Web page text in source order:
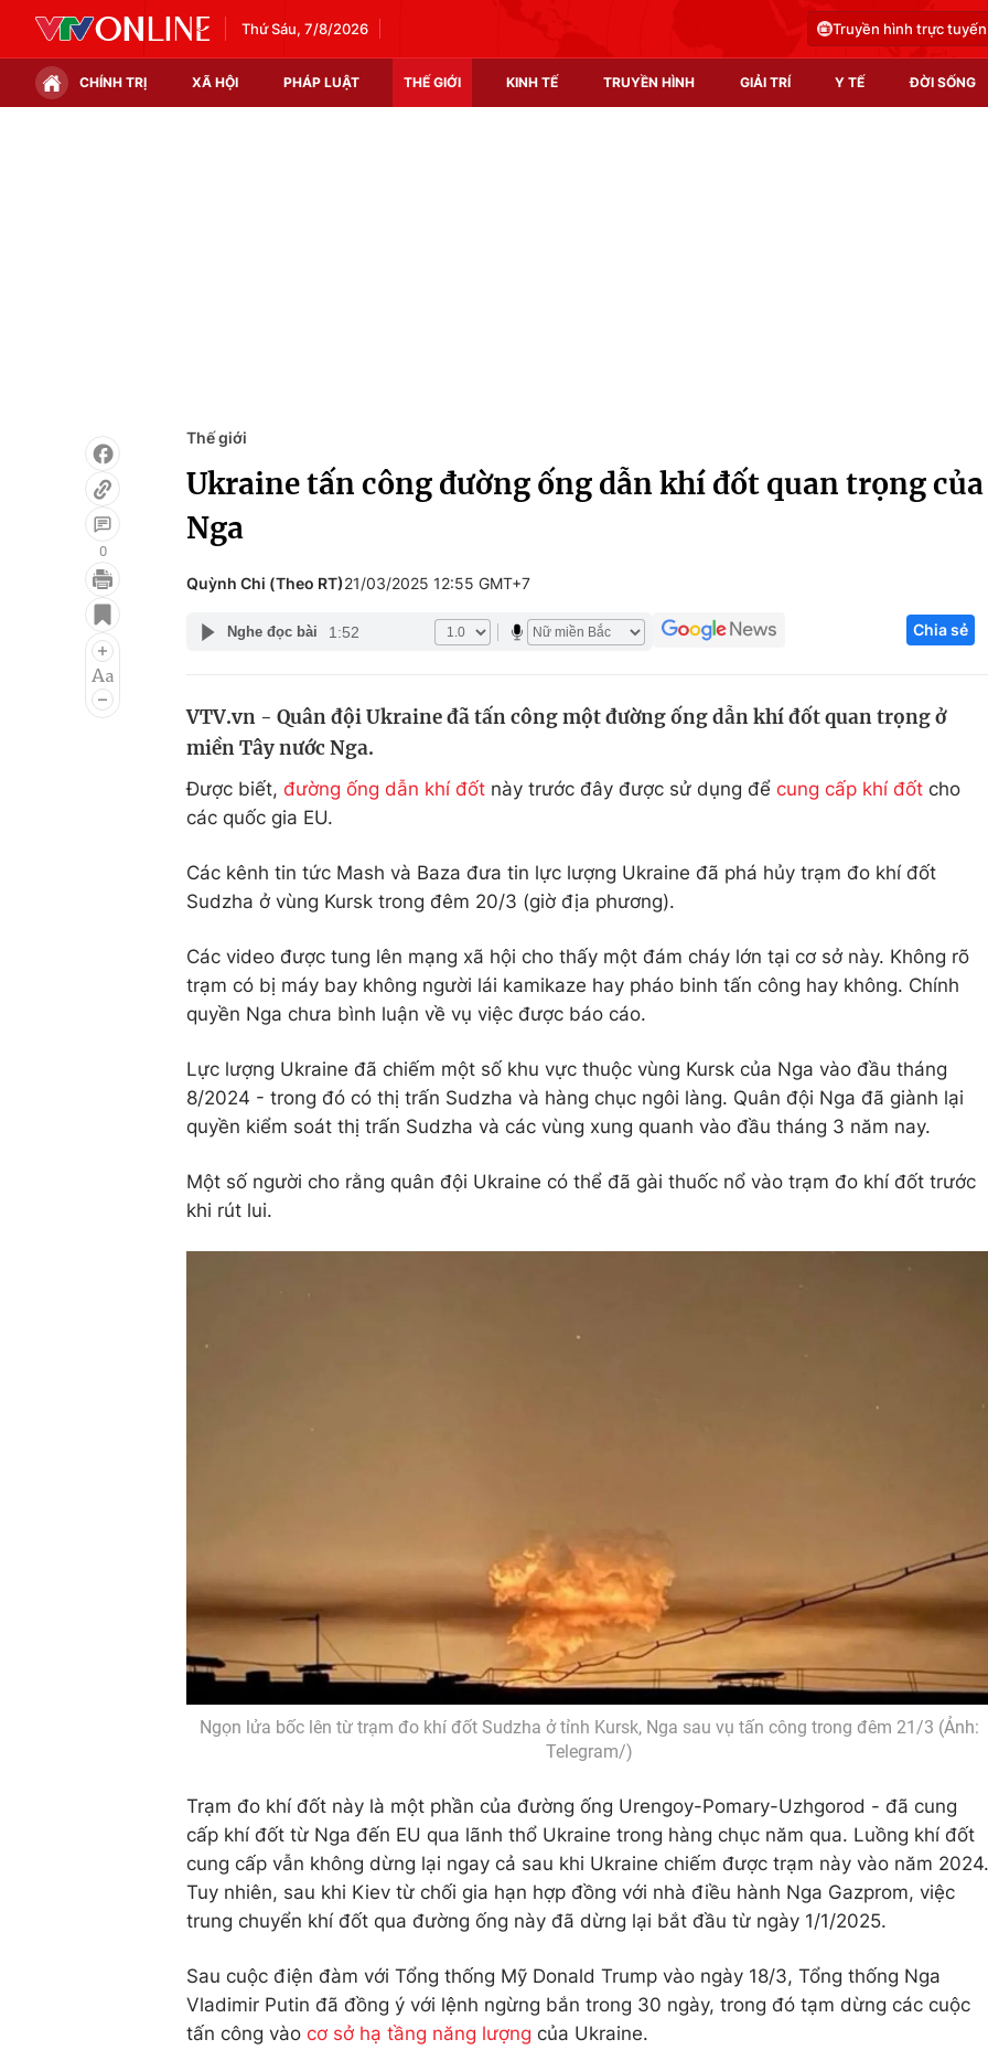
Thứ Sáu, 7/8/2026 Truyền hình trực tuyến
CHÍNH TRỊ XÃ HỘI PHÁP LUẬT THẾ GIỚI KINH TẾ TRUYỀN HÌNH GIẢI TRÍ Y TẾ ĐỜI SỐNG
Infographic
Điện ảnh
Âm nhạc
Du lịch
Chất lượng cuộc sống
Tuyển sinh
Hitech Công
Thị trường
0
Thế giới
Ukraine tấn công đường ống dẫn khí đốt quan trọng của
Nga
Quỳnh Chi (Theo RT)21/03/2025 12:55 GMT+7
Nghe đọc bài 1:52 Chia sẻ
VTV.vn - Quân đội Ukraine đã tấn công một đường ống dẫn khí đốt quan trọng ở
miền Tây nước Nga.
Được biết, đường ống dẫn khí đốt này trước đây được sử dụng để cung cấp khí đốt cho
các quốc gia EU.
Các kênh tin tức Mash và Baza đưa tin lực lượng Ukraine đã phá hủy trạm đo khí đốt
Sudzha ở vùng Kursk trong đêm 20/3 (giờ địa phương).
Các video được tung lên mạng xã hội cho thấy một đám cháy lớn tại cơ sở này. Không rõ
trạm có bị máy bay không người lái kamikaze hay pháo binh tấn công hay không. Chính
quyền Nga chưa bình luận về vụ việc được báo cáo.
Lực lượng Ukraine đã chiếm một số khu vực thuộc vùng Kursk của Nga vào đầu tháng
8/2024 - trong đó có thị trấn Sudzha và hàng chục ngôi làng. Quân đội Nga đã giành lại
quyền kiểm soát thị trấn Sudzha và các vùng xung quanh vào đầu tháng 3 năm nay.
Một số người cho rằng quân đội Ukraine có thể đã gài thuốc nổ vào trạm đo khí đốt trước
khi rút lui.
Ngọn lửa bốc lên từ trạm đo khí đốt Sudzha ở tỉnh Kursk, Nga sau vụ tấn công trong đêm 21/3 (Ảnh:
Telegram/)
Trạm đo khí đốt này là một phần của đường ống Urengoy-Pomary-Uzhgorod - đã cung
cấp khí đốt từ Nga đến EU qua lãnh thổ Ukraine trong hàng chục năm qua. Luồng khí đốt
cung cấp vẫn không dừng lại ngay cả sau khi Ukraine chiếm được trạm này vào năm 2024.
Tuy nhiên, sau khi Kiev từ chối gia hạn hợp đồng với nhà điều hành Nga Gazprom, việc
trung chuyển khí đốt qua đường ống này đã dừng lại bắt đầu từ ngày 1/1/2025.
Sau cuộc điện đàm với Tổng thống Mỹ Donald Trump vào ngày 18/3, Tổng thống Nga
Vladimir Putin đã đồng ý với lệnh ngừng bắn trong 30 ngày, trong đó tạm dừng các cuộc
tấn công vào cơ sở hạ tầng năng lượng của Ukraine.